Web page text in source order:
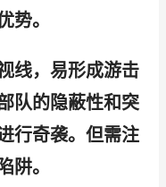
势。
线，易形成游击
队的隐蔽性和突
行奇袭。但需注
阱。